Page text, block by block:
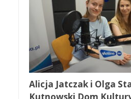
Alicja Jatczak i Olga